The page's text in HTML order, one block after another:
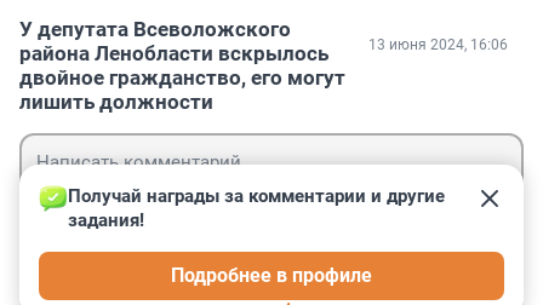
У депутата Всеволожского
района Ленобласти вскрылось
двойное гражданство, его могут
лишить должности
13 июня 2024, 16:06
Получай награды за комментарии и другие
задания!
Подробнее в профиле